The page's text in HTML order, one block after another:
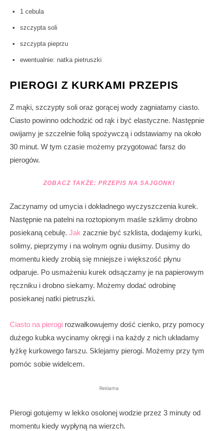
1 cebula
szczypta soli
szczypta pieprzu
ewentualnie: natka pietruszki
PIEROGI Z KURKAMI PRZEPIS
Z mąki, szczypty soli oraz gorącej wody zagniatamy ciasto.
Ciasto powinno odchodzić od rąk i być elastyczne. Następnie
owijamy je szczelnie folią spożywczą i odstawiamy na około
30 minut. W tym czasie możemy przygotować farsz do
pierogów.
ZOBACZ TAKŻE: PRZEPIS NA SAJGONKI
Zaczynamy od umycia i dokładnego wyczyszczenia kurek.
Następnie na patelni na roztopionym maśle szklimy drobno
posiekaną cebulę. Jak zacznie być szklista, dodajemy kurki,
solimy, pieprzymy i na wolnym ogniu dusimy. Dusimy do
momentu kiedy zrobią się mniejsze i większość płynu
odparuje. Po usmażeniu kurek odsączamy je na papierowym
ręczniku i drobno siekamy. Możemy dodać odrobinę
posiekanej natki pietruszki.
Ciasto na pierogi rozwałkowujemy dość cienko, przy pomocy
dużego kubka wycinamy okręgi i na każdy z nich układamy
łyżkę kurkowego farszu. Sklejamy pierogi. Możemy przy tym
pomóc sobie widelcem.
Reklama
Pierogi gotujemy w lekko osolonej wodzie przez 3 minuty od
momentu kiedy wypłyną na wierzch.